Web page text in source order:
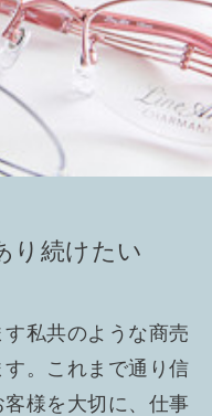
り続けたい
私共のような商売
。これまで通り信
様を大切に、仕事